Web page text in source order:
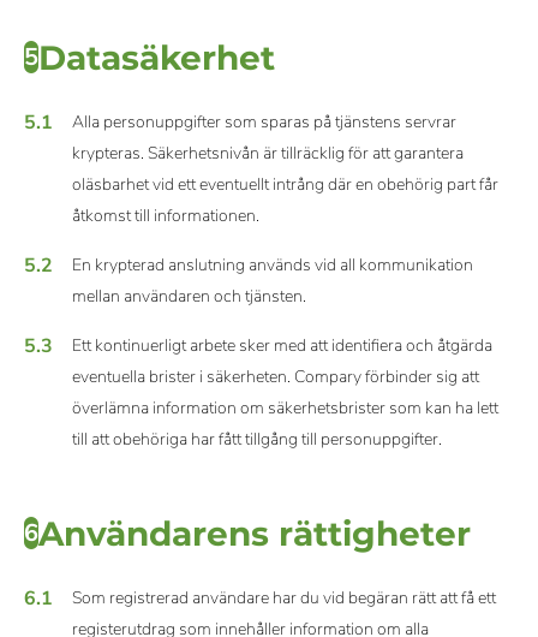
5Datasäkerhet
5.1
Alla personuppgifter som sparas på tjänstens servrar
krypteras. Säkerhetsnivån är tillräcklig för att garantera
oläsbarhet vid ett eventuellt intrång där en obehörig part får
åtkomst till informationen.
5.2
En krypterad anslutning används vid all kommunikation
mellan användaren och tjänsten.
5.3
Ett kontinuerligt arbete sker med att identifiera och åtgärda
eventuella brister i säkerheten. Compary förbinder sig att
överlämna information om säkerhetsbrister som kan ha lett
till att obehöriga har fått tillgång till personuppgifter.
6Användarens rättigheter
6.1
Som registrerad användare har du vid begäran rätt att få ett
registerutdrag som innehåller information om alla